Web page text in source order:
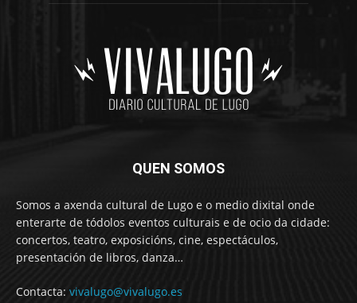
QUEN SOMOS
Somos a axenda cultural de Lugo e o medio dixital onde
enterarte de tódolos eventos culturais e de ocio da cidade:
concertos, teatro, exposicións, cine, espectáculos,
presentación de libros, danza…
Contacta: vivalugo@vivalugo.es